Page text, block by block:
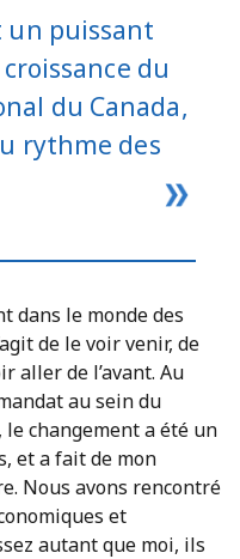
un puissant
du
du Canada,
rythme des
dans le monde des
de le voir venir, de
aller de l’avant. Au
au sein du
le changement a été un
et a fait de mon
Nous avons rencontré
et
autant que moi, ils